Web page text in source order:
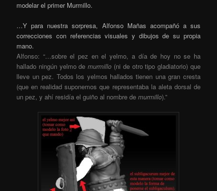
modelar el primer Murmillo.
…Y para nuestra sorpresa, Alfonso Mañas acompañó a sus
correcciones con referencias visuales y dibujos de su propia
mano.
Alfonso: “…sobre el pez en el yelmo, a día de hoy no se ha
hallado ningún yelmo demurmillo (ni de otro tipo gladiatorio) que
lleve un pez. Todos los yelmos hallados tienen una gran cresta
(que en realidad suponemos que representaba la aleta dorsal de
un pez, y ahí residía el guiño al nombre demurmillo).”